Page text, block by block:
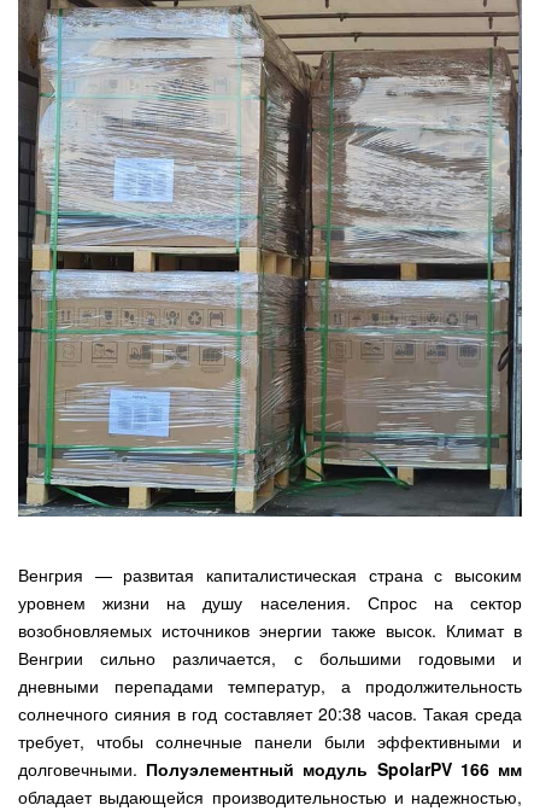
Венгрия — развитая капиталистическая страна с высоким
уровнем жизни на душу населения. Спрос на сектор
возобновляемых источников энергии также высок. Климат в
Венгрии сильно различается, с большими годовыми и
дневными перепадами температур, а продолжительность
солнечного сияния в год составляет 20:38 часов. Такая среда
требует, чтобы солнечные панели были эффективными и
долговечными. Полуэлементный модуль SpolarPV 166 мм
обладает выдающейся производительностью и надежностью,